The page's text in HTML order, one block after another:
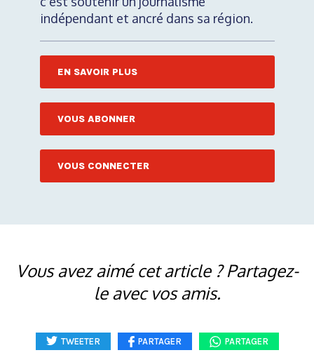
indépendant et ancré dans sa région.
EN SAVOIR PLUS
VOUS ABONNER
VOUS CONNECTER
Vous avez aimé cet article ? Partagez-
le avec vos amis.
TWEETER PARTAGER PARTAGER